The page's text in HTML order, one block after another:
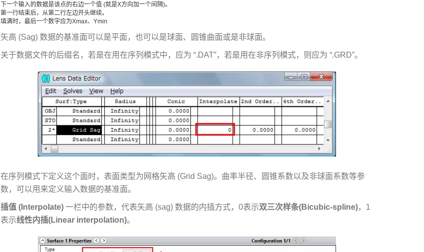
下一个输入的数据是该点的右边一个值 (就是X方向加一个间隔)。
第一行结束后，从第二行左边开头继续。
填满时，最后一个数字应为Xmax、Ymin
矢高 (Sag) 数据的基准面可以是平面，也可以是球面、圆锥曲面或是非球面。
关于数据文件的后缀名，若是在用在序列模式中，应为 “.DAT”，若是用在非序列模式，则应为 “.GRD”。
在序列模式下定义这个面时，表面类型为网格矢高 (Grid Sag)。曲率半径、圆锥系数以及非球面系数等参
数，可以用来定义输入数据的基准面。
插值 (Interpolate) 一栏中的参数，代表矢高 (sag) 数据的内插方式，0表示双三次样条(Bicubic-spline)，1
表示线性内插(Linear interpolation)。